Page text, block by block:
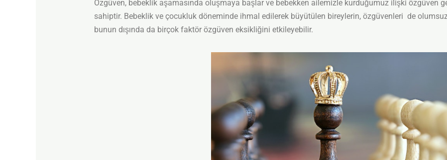
Özgüven, bebeklik aşamasında oluşmaya başlar ve bebekken ailemizle kurduğumuz ilişki özgüven
sahiptir. Bebeklik ve çocukluk döneminde ihmal edilerek büyütülen bireylerin, özgüvenleri de
bunun dışında da birçok faktör özgüven eksikliğini etkileyebilir.